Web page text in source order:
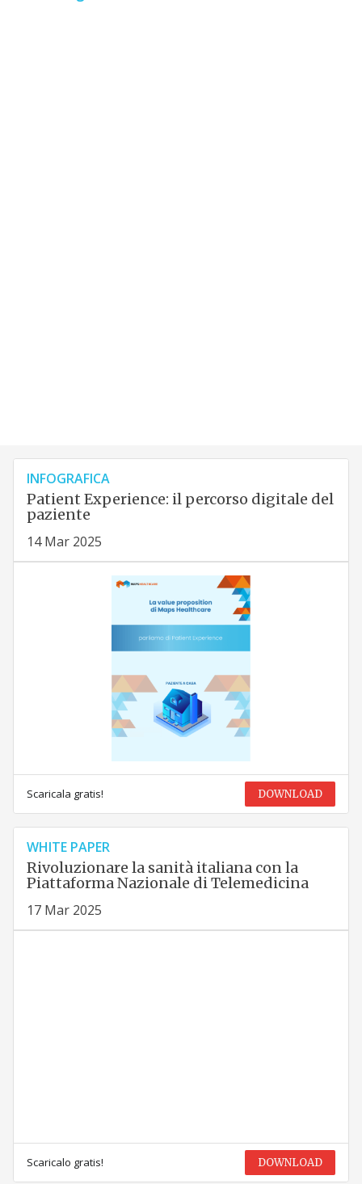
INFOGRAFICA
Patient Experience: il percorso digitale del
paziente
14 Mar 2025
Scaricala gratis! DOWNLOAD
WHITE PAPER
Rivoluzionare la sanità italiana con la
Piattaforma Nazionale di Telemedicina
17 Mar 2025
Scaricalo gratis! DOWNLOAD